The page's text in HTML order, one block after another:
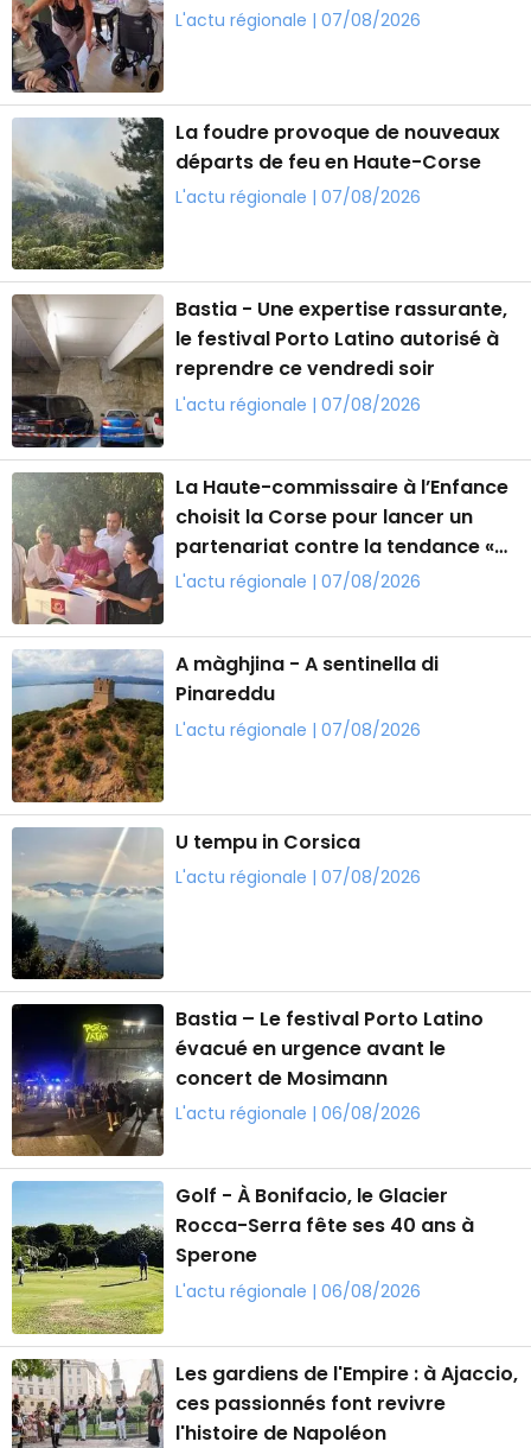
L'actu régionale | 07/08/2026
La foudre provoque de nouveaux
départs de feu en Haute-Corse
L'actu régionale | 07/08/2026
Bastia - Une expertise rassurante,
le festival Porto Latino autorisé à
reprendre ce vendredi soir
L'actu régionale | 07/08/2026
La Haute-commissaire à l’Enfance
choisit la Corse pour lancer un
partenariat contre la tendance «
No Kids »
L'actu régionale | 07/08/2026
A màghjina - A sentinella di
Pinareddu
L'actu régionale | 07/08/2026
U tempu in Corsica
L'actu régionale | 07/08/2026
Bastia – Le festival Porto Latino
évacué en urgence avant le
concert de Mosimann
L'actu régionale | 06/08/2026
Golf - À Bonifacio, le Glacier
Rocca-Serra fête ses 40 ans à
Sperone
L'actu régionale | 06/08/2026
Les gardiens de l'Empire : à Ajaccio,
ces passionnés font revivre
l'histoire de Napoléon